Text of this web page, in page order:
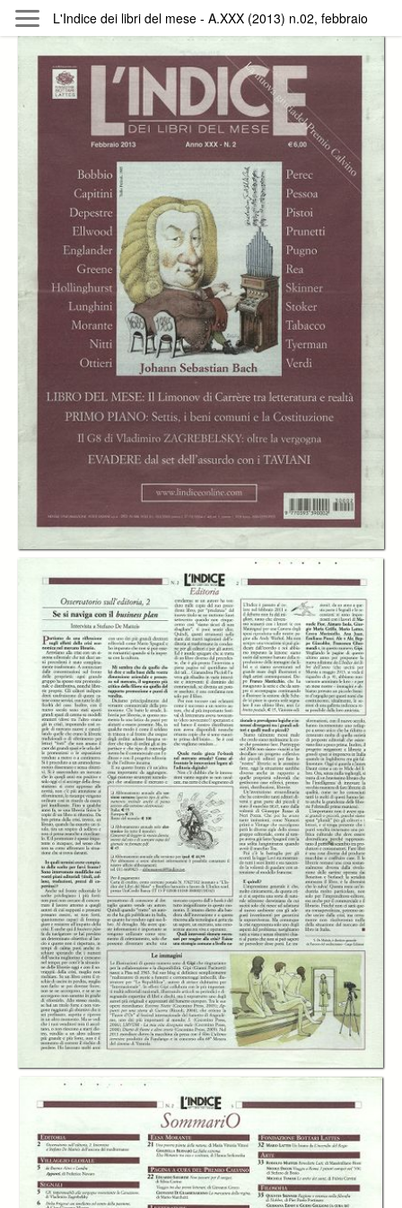
Skip to main content
Byterfly
Follow The Byterfly And Enjoy Open
Knowledge
Policy Collections Providers
Search Term
L'Indice dei libri del mese - A.XXX (2013) n.02, febbraio
In collections
L’Indice dei libri del mese
Title:
L'Indice dei libri del mese - A.XXX (2013) n.02, febbraio
Creator:
Mimmo Càndito
Publisher:
Indice Scarl
Date:
2013
Subject: